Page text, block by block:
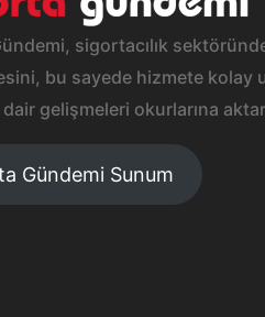
sigortacılık
bu sayede hizmete kolay
gelişmeleri okurlarına
Gündemi Sunum